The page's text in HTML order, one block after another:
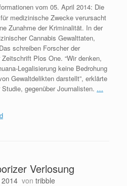
vom 05. April 2014: Die
medizinische Zwecke verursacht
Zunahme der Kriminalität. In der
Cannabis Gewalttaten,
schreiben Forscher der
Plos One. “Wir denken,
Legalisierung keine Bedrohung
Gewaltdelikten darstellt”, erklärte
gegenüber Journalisten. …
Verlosung
von tribble